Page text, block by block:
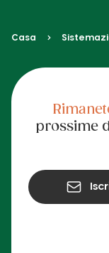
Casa
prossime